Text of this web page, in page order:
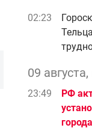
02:23
09
23:49
РФ